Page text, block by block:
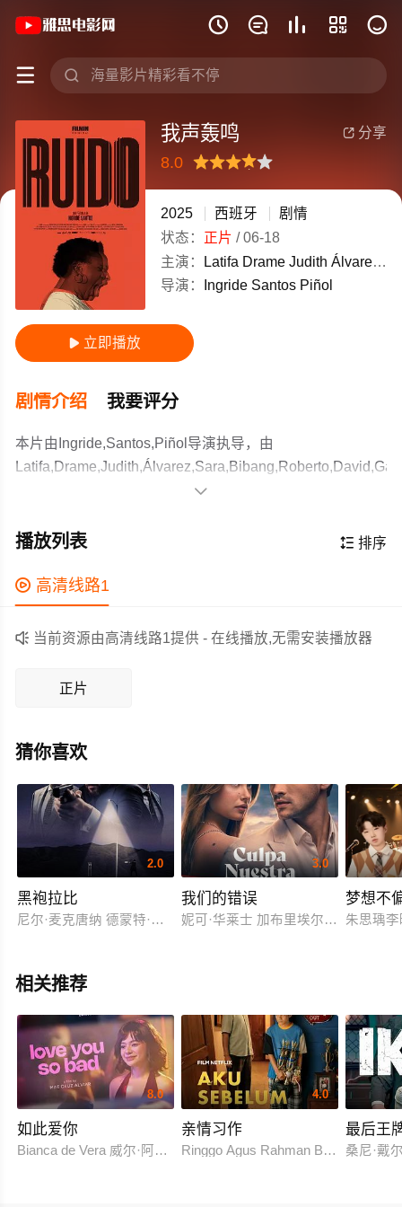
    
 
《我声轰鸣》(2025)西班牙西班牙语高
 分享
我声轰鸣
8.0
推荐力荐
2025 西班牙
剧情
状态： 正片 /06-18
主演：
Latifa Drame Judith Álvarez
导演：
Ingride Santos Piñol
 立即播放
剧情介绍 我要评分
本片由Ingride,Santos,Piñol导演执导，由
等主演，故事情节跌岩起伏、扣人心弦，领广大剧情片爱
歌手。然而，她的母亲并不支持她从事这个行业。拉蒂将
败。她们将一起努力，在这个圈子里闯出一番名堂。
作为一部 上映的剧情电影，在当期同类题材影片中具有一
定的看点，在演员表现和剧情架构上也都有不错的亮点，
剧情紧凑，角色塑造鲜明，适合喜欢剧情类电影的观众观

 排序
播放列表
 高清线路1
 当前资源由高清线路1提供 - 在线播放,无需安装播放器
正片
猜你喜欢
2.0
黑袍拉比
尼尔·麦克唐纳 德蒙特·莫罗尼 克里斯托弗·洛伊德 阿隆娜·塔尔
3.0
我们的错误
妮可·华莱士 加布里埃尔·格瓦拉
梦想不
朱思瑀
相关推荐
8.0
如此爱你
Bianca de Vera 威尔·阿什利·德莱昂
4.0
亲情习作
Ringgo Agus Rahman Bima Sena
最后王
桑尼·戴